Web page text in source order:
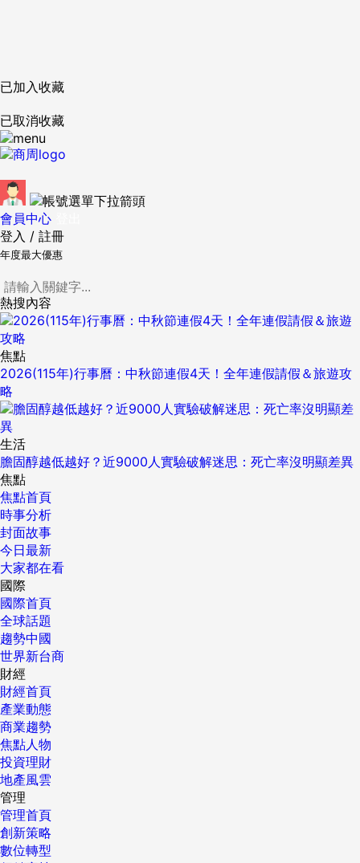
已加入收藏
已取消收藏
會員中心
登入 / 註冊
年度最大優惠
熱搜內容
焦點
2026(115年)行事曆：中秋節連假4天！全年連假請假＆旅遊攻
略
生活
膽固醇越低越好？近9000人實驗破解迷思：死亡率沒明顯差異
焦點
焦點首頁
時事分析
封面故事
今日最新
大家都在看
國際
國際首頁
全球話題
趨勢中國
世界新台商
財經
財經首頁
產業動態
商業趨勢
焦點人物
投資理財
地產風雲
管理
管理首頁
創新策略
數位轉型